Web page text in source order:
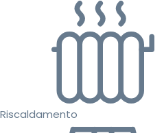
Riscaldamento